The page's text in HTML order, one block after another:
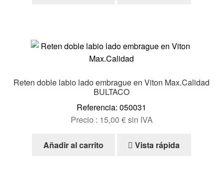
Reten doble labio lado embrague en Viton Max.Calidad
BULTACO
Referencia: 050031
Precio : 15,00 €sin IVA
Añadir al carrito Vista rápida